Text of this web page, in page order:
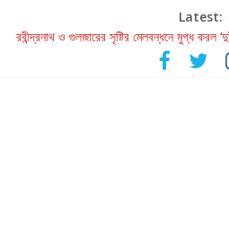
Latest:
রবীন্দ্রনাথ ও গুলজারের সৃষ্টির মেলবন্ধনে মুগ্ধ করল
কলের গান থেকে রীলস্ — বাঙালির গান শোনার
জগন্নাথমঙ্গলম্ — বাংলায় প্রথমবার মঞ্চে এবার